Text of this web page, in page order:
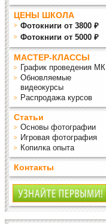
ЦЕНЫ ШКОЛА
Фотокниги от 3800 ₽
Фотокниги от 5000 ₽
МАСТЕР-КЛАССЫ
График проведения МК
Обновляемые
видеокурсы
Распродажа курсов
Статьи
Основы фотографии
Игровая фотография
Копилка опыта
Контакты